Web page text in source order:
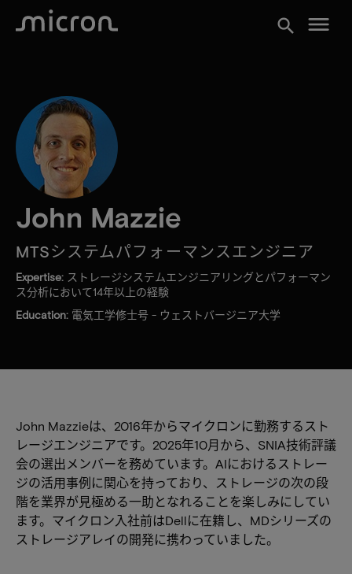
search menu
John Mazzie
MTSシステムパフォーマンスエンジニア
Expertise: ストレージシステムエンジニアリングとパフォーマン
ス分析において14年以上の経験
Education: 電気工学修士号 - ウェストバージニア大学
John Mazzieは、2016年からマイクロンに勤務するスト
レージエンジニアです。2025年10月から、SNIA技術評議
会の選出メンバーを務めています。AIにおけるストレー
ジの活用事例に関心を持っており、ストレージの次の段
階を業界が見極める一助となれることを楽しみにしてい
ます。マイクロン入社前はDellに在籍し、MDシリーズの
ストレージアレイの開発に携わっていました。